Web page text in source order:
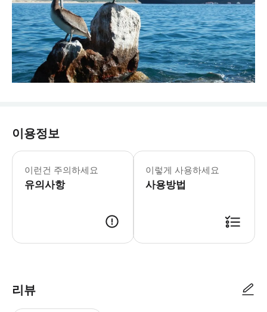
이용정보
이런건 주의하세요
유의사항
이렇게 사용하세요
사용방법
리뷰